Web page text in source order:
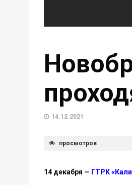
14.12.2021
просмотров
14 декабря — ГТРК